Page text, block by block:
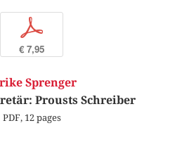
p
€ 7,95
Sprenger
Prousts Schreiber
PDF, 12 pages